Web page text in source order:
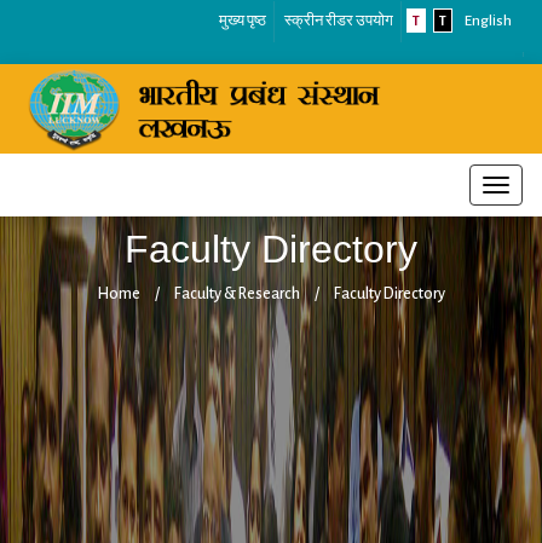
मुख्य पृष्ठ स्क्रीन रीडर उपयोग T T English
Toggle
Faculty Directory
Home / Faculty & Research / Faculty Directory